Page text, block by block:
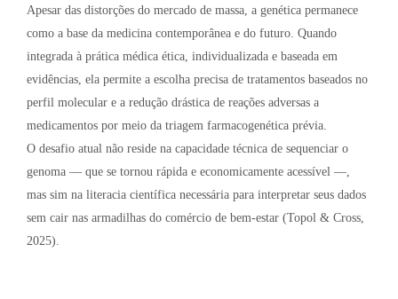
Apesar das distorções do mercado de massa, a genética permanece
como a base da medicina contemporânea e do futuro. Quando
integrada à prática médica ética, individualizada e baseada em
evidências, ela permite a escolha precisa de tratamentos baseados no
perfil molecular e a redução drástica de reações adversas a
medicamentos por meio da triagem farmacogenética prévia.
O desafio atual não reside na capacidade técnica de sequenciar o
genoma — que se tornou rápida e economicamente acessível —,
mas sim na literacia científica necessária para interpretar seus dados
sem cair nas armadilhas do comércio de bem-estar (Topol & Cross,
2025).